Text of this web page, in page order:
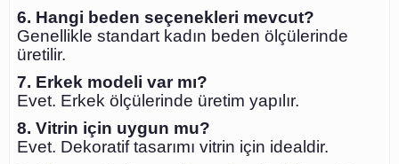
6. Hangi beden seçenekleri mevcut?
Genellikle standart kadın beden ölçülerinde
üretilir.
7. Erkek modeli var mı?
Evet. Erkek ölçülerinde üretim yapılır.
8. Vitrin için uygun mu?
Evet. Dekoratif tasarımı vitrin için idealdir.